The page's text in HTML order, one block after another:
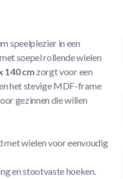
speelplezier in een
met soepel rollende wielen
140 cm zorgt voor een
het stevige MDF-frame
gezinnen die willen
wielen voor eenvoudig
en stootvaste hoeken.